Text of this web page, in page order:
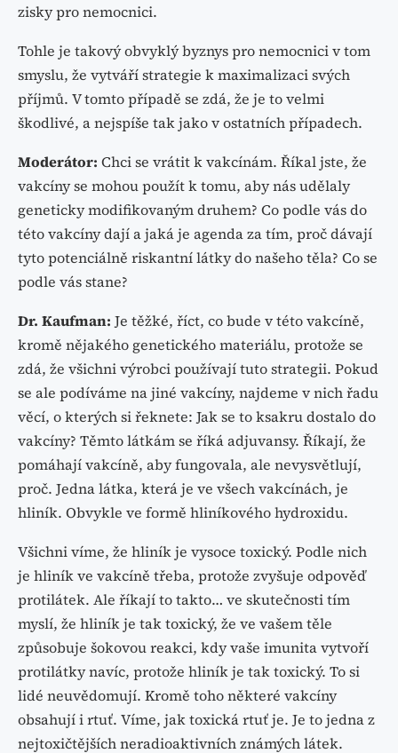
zisky pro nemocnici.
Tohle je takový obvyklý byznys pro nemocnici v tom
smyslu, že vytváří strategie k maximalizaci svých
příjmů. V tomto případě se zdá, že je to velmi
škodlivé, a nejspíše tak jako v ostatních případech.
Moderátor: Chci se vrátit k vakcínám. Říkal jste, že
vakcíny se mohou použít k tomu, aby nás udělaly
geneticky modifikovaným druhem? Co podle vás do
této vakcíny dají a jaká je agenda za tím, proč dávají
tyto potenciálně riskantní látky do našeho těla? Co se
podle vás stane?
Dr. Kaufman: Je těžké, říct, co bude v této vakcíně,
kromě nějakého genetického materiálu, protože se
zdá, že všichni výrobci používají tuto strategii. Pokud
se ale podíváme na jiné vakcíny, najdeme v nich řadu
věcí, o kterých si řeknete: Jak se to ksakru dostalo do
vakcíny? Těmto látkám se říká adjuvansy. Říkají, že
pomáhají vakcíně, aby fungovala, ale nevysvětlují,
proč. Jedna látka, která je ve všech vakcínách, je
hliník. Obvykle ve formě hliníkového hydroxidu.
Všichni víme, že hliník je vysoce toxický. Podle nich
je hliník ve vakcíně třeba, protože zvyšuje odpověď
protilátek. Ale říkají to takto… ve skutečnosti tím
myslí, že hliník je tak toxický, že ve vašem těle
způsobuje šokovou reakci, kdy vaše imunita vytvoří
protilátky navíc, protože hliník je tak toxický. To si
lidé neuvědomují. Kromě toho některé vakcíny
obsahují i rtuť. Víme, jak toxická rtuť je. Je to jedna z
nejtoxičtějších neradioaktivních známých látek.